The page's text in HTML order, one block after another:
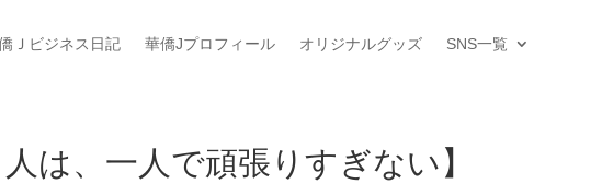
Ｊビジネス日記 華僑Jプロフィール オリジナルグッズ SNS一覧
人は、一人で頑張りすぎない】